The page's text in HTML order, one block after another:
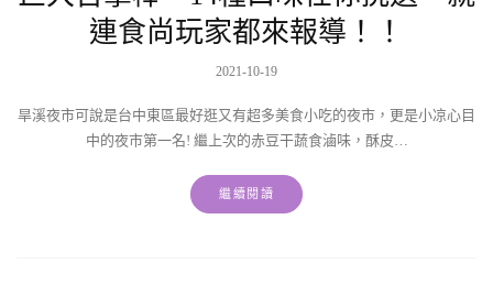
連食尚玩家都來報導！！
2021-10-19
旱溪夜市可說是台中東區最好逛又有超多美食小吃的夜市，更是小凉心目
中的夜市第一名! 繼上次的赤豆干蔬食滷味，酥皮…
繼續閱讀